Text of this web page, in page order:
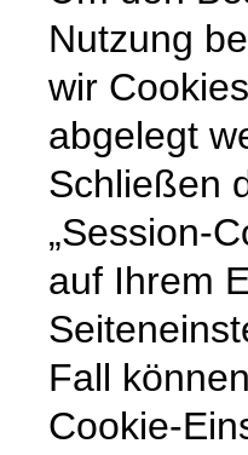
Nutzung
wir
abgelegt
Schließen
„Session-
auf Ihrem
Fall
Cookie-